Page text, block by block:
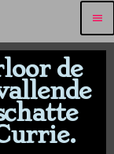
menu
de